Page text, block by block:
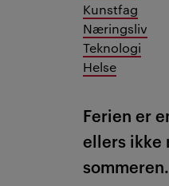
Kunstfag
Næringsliv
Teknologi
Helse
Ferien er
ellers ikke
sommeren.